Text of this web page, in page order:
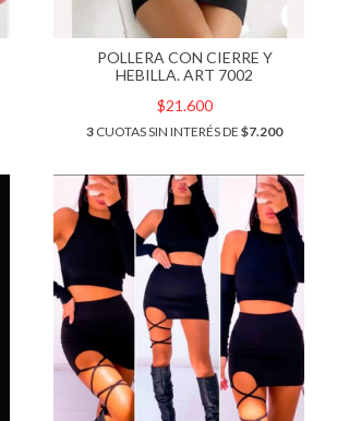
POLLERA CON CIERRE Y
HEBILLA. ART 7002
$21.600
3 CUOTAS SIN INTERÉS DE$7.200